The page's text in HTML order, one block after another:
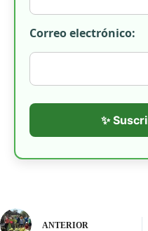
Correo electrónico:
✨
ANTERIOR